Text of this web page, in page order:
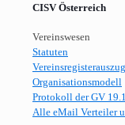
CISV Österreich
Vereinswesen
Statuten
Vereinsregisterauszug
Organisationsmodell
Protokoll der GV
Alle eMail Verteiler